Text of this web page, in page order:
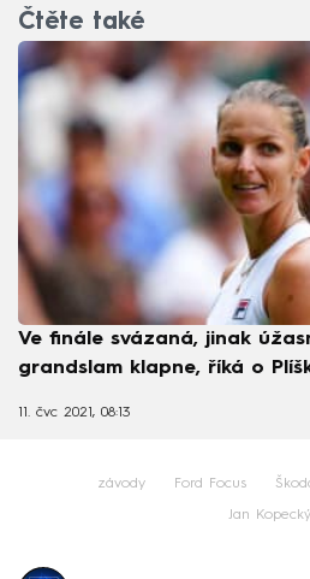
Čtěte také
Ve finále svázaná, jinak
grandslam klapne, říká o
11. čvc 2021, 08:13
závody Ford Focus
Jan Kopecký